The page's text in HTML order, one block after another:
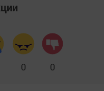
0 0